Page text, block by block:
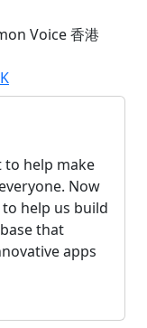
Voice 香港
to help make
Now
help us build
that
apps